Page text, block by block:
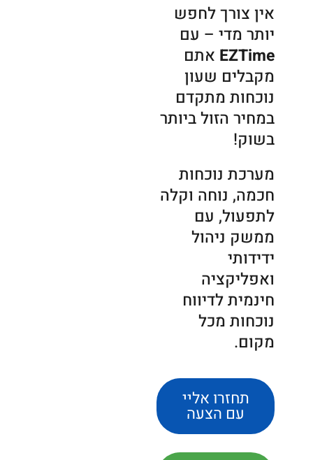
אין צורך לחפש
יותר מדי – עם
EZTime אתם
מקבלים שעון
נוכחות מתקדם
במחיר הזול ביותר
בשוק!
מערכת נוכחות
חכמה, נוחה וקלה
לתפעול, עם
ממשק ניהול
ידידותי
ואפליקציה
חינמית לדיווח
נוכחות מכל
מקום.
תחזרו אליי
עם הצעה